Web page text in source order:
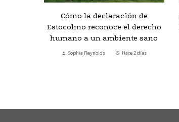
Cómo la declaración de
Estocolmo reconoce el derecho
humano a un ambiente sano
Sophia Reynolds Hace 2 días